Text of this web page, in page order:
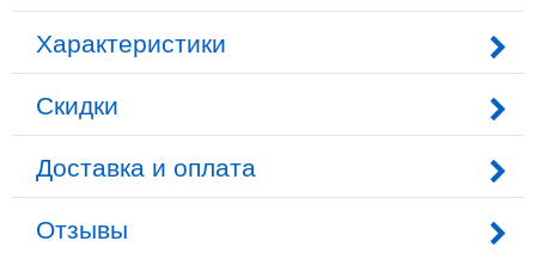
Характеристики
Скидки
Доставка и оплата
Отзывы